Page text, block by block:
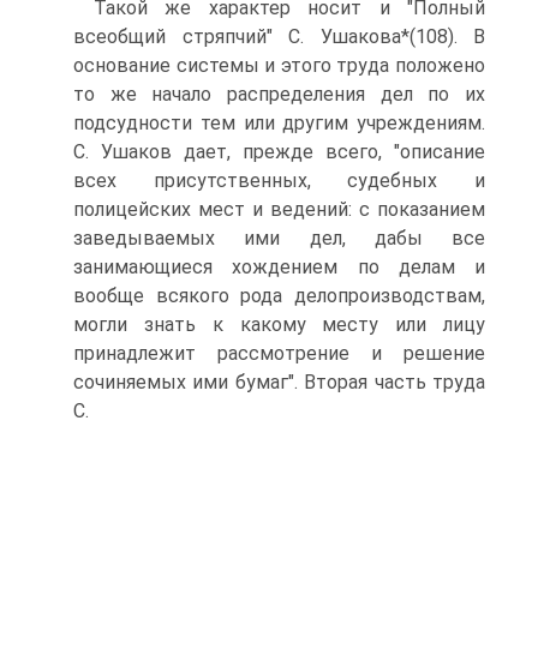
Такой же характер носит и "Полный
всеобщий стряпчий" С. Ушакова*(108). В
основание системы и этого труда положено
то же начало распределения дел по их
подсудности тем или другим учреждениям.
С. Ушаков дает, прежде всего, "описание
всех присутственных, судебных и
полицейских мест и ведений: с показанием
заведываемых ими дел, дабы все
занимающиеся хождением по делам и
вообще всякого рода делопроизводствам,
могли знать к какому месту или лицу
принадлежит рассмотрение и решение
сочиняемых ими бумаг". Вторая часть труда
С.